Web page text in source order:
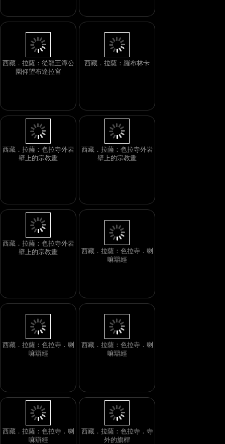
西藏．拉薩：從龍王潭公
園仰望布達拉宮
西藏．拉薩：羅布林卡
西藏．拉薩：色拉寺外岩
壁上的宗教畫
西藏．拉薩：色拉寺外岩
壁上的宗教畫
西藏．拉薩：色拉寺外岩
壁上的宗教畫
西藏．拉薩：色拉寺．喇
嘛辯經
西藏．拉薩：色拉寺．喇
嘛辯經
西藏．拉薩：色拉寺．喇
嘛辯經
西藏．拉薩：色拉寺．喇
嘛辯經
西藏．拉薩：色拉寺．寺
外的旗桿